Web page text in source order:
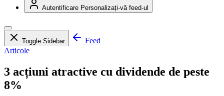
Autentificare Personalizați-vă feed-ul
Toggle Sidebar
Feed
Articole
3 acțiuni atractive cu dividende de peste
8%